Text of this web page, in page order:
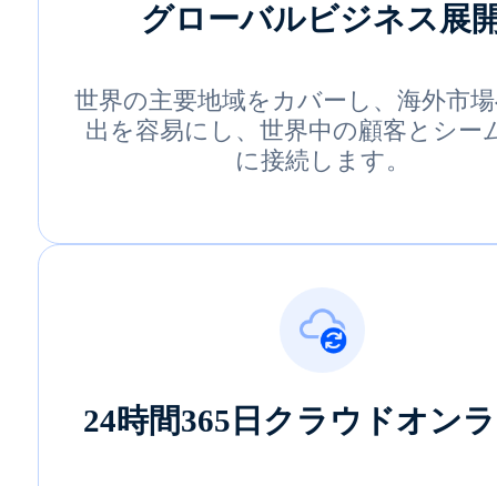
グローバルビジネス展
世界の主要地域をカバーし、海外市
出を容易にし、世界中の顧客とシー
に接続します。
24時間365日クラウドオン